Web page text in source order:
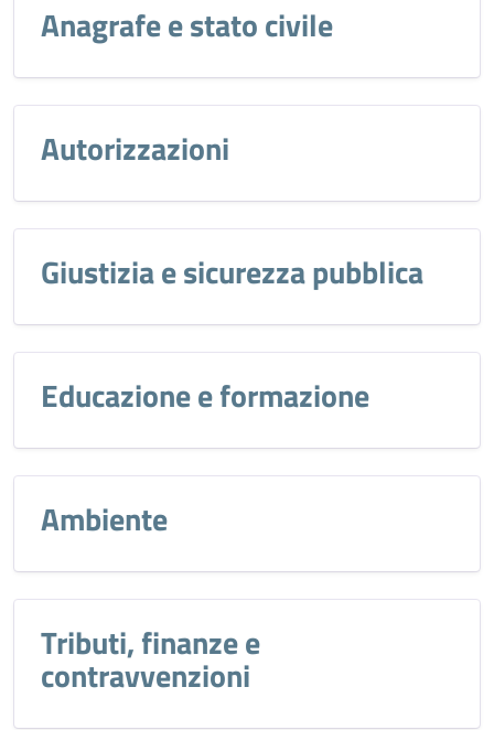
Anagrafe e stato civile
Autorizzazioni
Giustizia e sicurezza pubblica
Educazione e formazione
Ambiente
Tributi, finanze e
contravvenzioni